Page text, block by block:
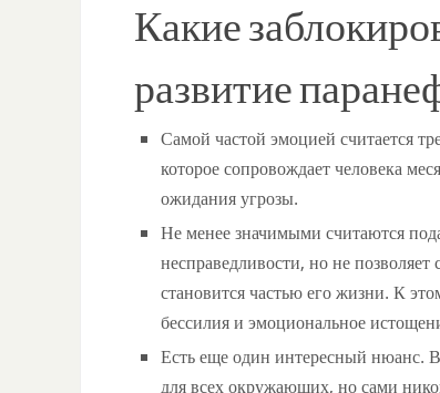
Какие
развитие
Самой частой эмоцией считается
которое сопровождает человека
ожидания угрозы.
Не менее значимыми считаются
несправедливости, но не
становится частью его жизни. К
бессилия и эмоциональное
Есть еще один интересный нюанс.
для всех окружающих, но сами